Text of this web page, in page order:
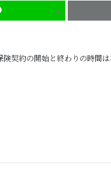
険契約の開始と終わりの時間は